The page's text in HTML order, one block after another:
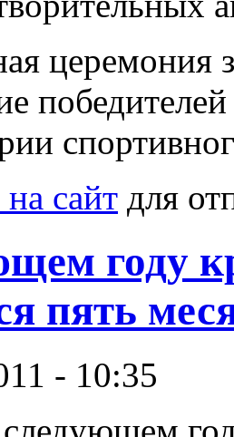
церемония
сайт для
году
пять
- 10:35